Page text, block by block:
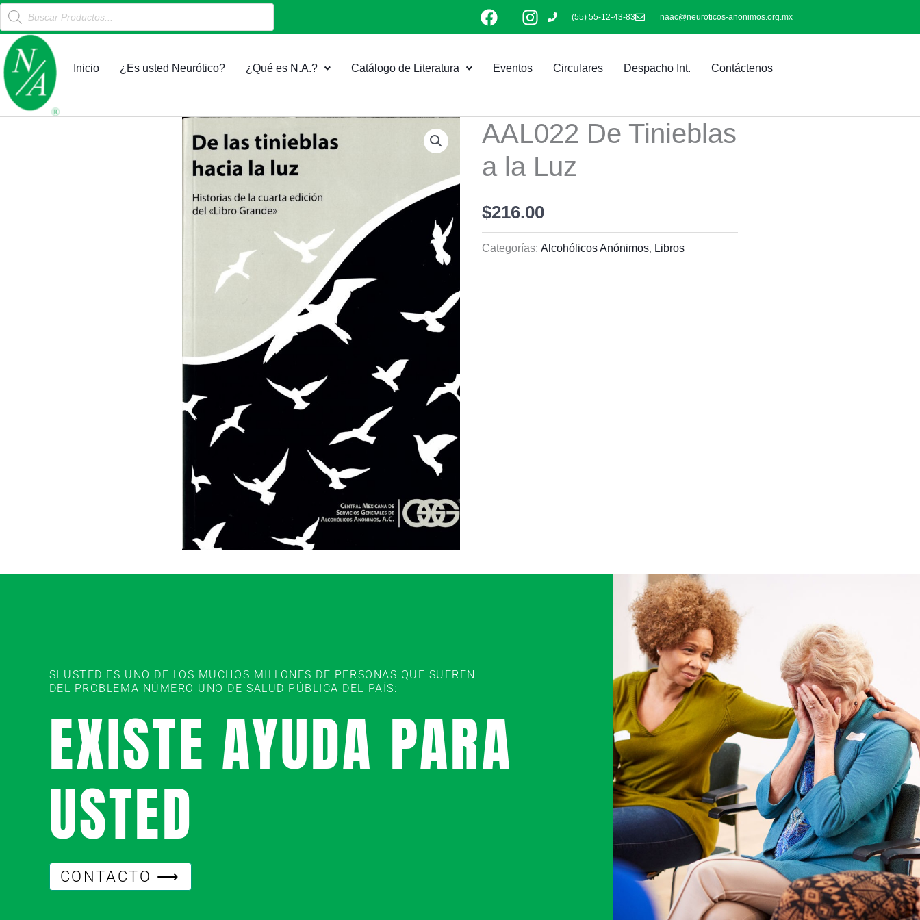
al
contenido
Products
search
F
a
e
b
k
I
n
a
a
m
(55) 55-12-43-83 naac@neuroticos-anonimos.org.mx
Inicio ¿Es usted Neurótico? ¿Qué es N.A.? Catálogo de Literatura Eventos Circulares Despacho Int. Contáctenos
AAL022 De Tinieblas
a la Luz
$216.00
Categorías:Alcohólicos Anónimos, Libros
SI USTED ES UNO DE LOS MUCHOS MILLONES DE PERSONAS QUE SUFREN
DEL PROBLEMA NÚMERO UNO DE SALUD PÚBLICA DEL PAÍS:
EXISTE AYUDA PARA
USTED
CONTACTO ⟶